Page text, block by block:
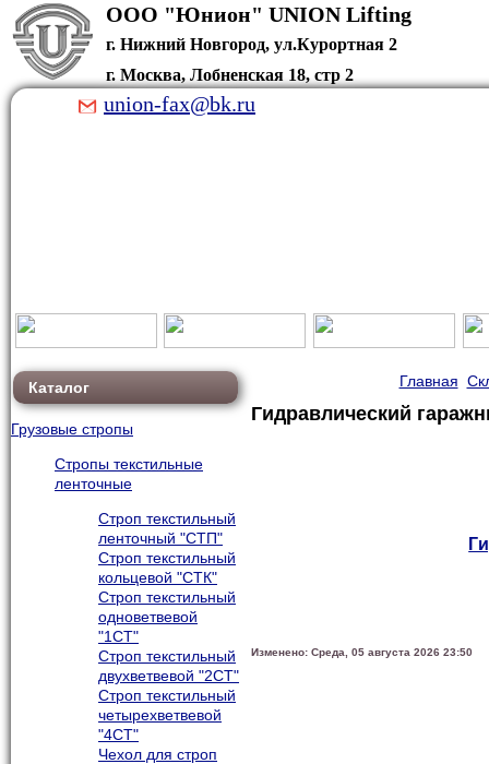
ООО "Юнион"
г. Нижний Новгород, ул.Курортная 2
г. Москва, Лобненская 18, стр 2
union-fax@bk.ru
Каталог
Грузовые стропы
Стропы текстильные
ленточные
Строп текстильный
ленточный "СТП"
Строп текстильный
кольцевой "СТК"
Строп текстильный
одноветвевой
"1СТ"
Строп текстильный
двухветвевой "2СТ"
Строп текстильный
четырехветвевой
"4СТ"
Чехол для строп
Главная
Гидравлический
Изменено: Среда, 05 августа 2026 23:50